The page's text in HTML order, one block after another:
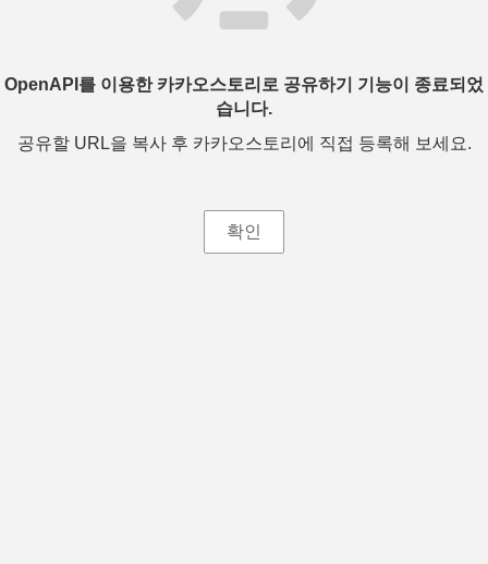
OpenAPI를 이용한 카카오스토리로 공유하기 기능이 종료되었
습니다.
공유할 URL을 복사 후 카카오스토리에 직접 등록해 보세요.
확인